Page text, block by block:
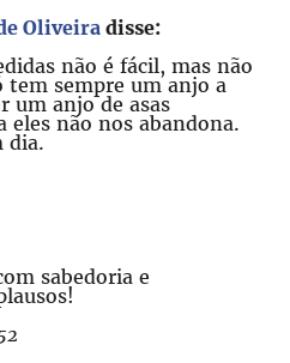
Oliveira disse:
não é fácil, mas não
tem sempre um anjo a
um anjo de asas
eles não nos abandona.
dia.
sabedoria e